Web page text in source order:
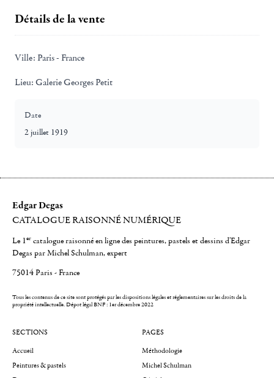
Détails de la vente
Ville: Paris - France
Lieu: Galerie Georges Petit
Date
2 juillet 1919
Edgar Degas
CATALOGUE RAISONNÉ NUMÉRIQUE
Le 1er catalogue raisonné en ligne des peintures, pastels et dessins d'Edgar
Degas par Michel Schulman, expert
75014 Paris - France
Tous les contenus de ce site sont protégés par les dispositions légales et réglementaires sur les droits de la
propriété intellectuelle.Dépot légal BNF : 1er décembre 2022
SECTIONS
Accueil
Peintures & pastels
PAGES
Méthodologie
Michel Schulman